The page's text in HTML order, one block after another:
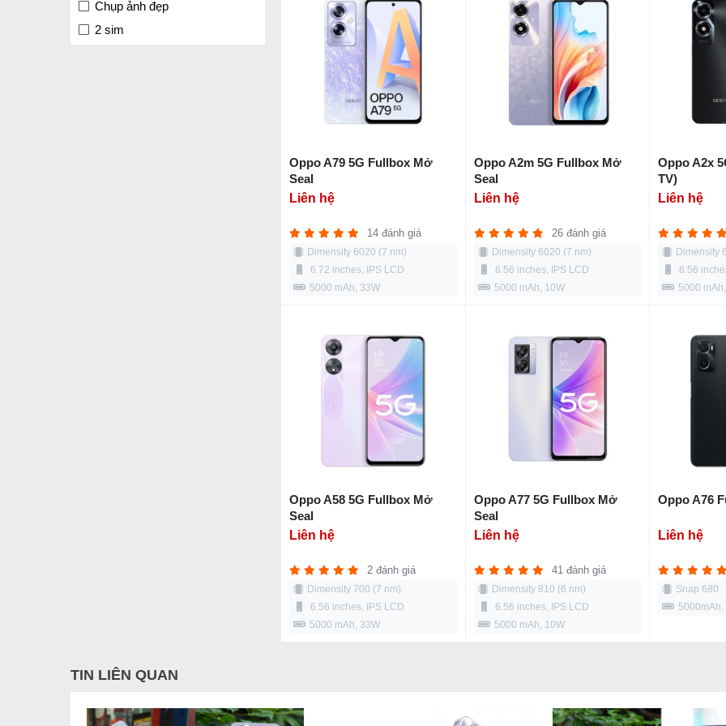
Chụp ảnh đẹp
2 sim
Oppo A79 5G Fullbox Mở
Seal
Liên hệ
14 đánh giá
Dimensity 6020 (7 nm)
6.72 inches, IPS LCD
5000 mAh, 33W
Oppo A2m 5G Fullbox Mở
Seal
Liên hệ
26 đánh giá
Dimensity 6020 (7 nm)
6.56 inches, IPS LCD
5000 mAh, 10W
Oppo A2x
TV)
Liên hệ
Dimensity
6.56
5000
Oppo A58 5G Fullbox Mở
Seal
Liên hệ
2 đánh giá
Dimensity 700 (7 nm)
6.56 inches, IPS LCD
5000 mAh, 33W
Oppo A77 5G Fullbox Mở
Seal
Liên hệ
41 đánh giá
Dimensity 810 (6 nm)
6.56 inches, IPS LCD
5000 mAh, 10W
Oppo A76
Liên hệ
Snap 680
5000mAh,
TIN LIÊN QUAN